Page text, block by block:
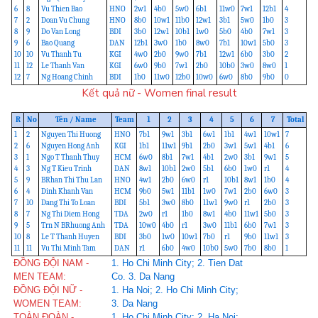
6
7
8
9
10
11
12
8
2
9
6
10
12
7
Vu Thien Bao
Doan Vu Chung
Do Van Long
Bao Quang
Vu Thanh Tu
Le Thanh Van
Ng Hoang Chinh
HNO
HNO
BDI
DAN
KGI
KGI
BDI
2w1
8b0
3b0
12b1
4w0
6w0
1b0
4b0
10w1
12w1
3w0
2b0
9b0
11w0
5w0
11b0
10b1
1b0
9w0
7w1
12b0
6b1
12w1
1w0
8w0
7b1
2b0
10w0
11w0
3b1
5b0
7b1
12w1
10b0
6w0
7w1
5w0
4b0
10w1
6b0
3w0
8b0
12b1
1b0
7w1
5b0
3b0
8w0
9b0
4
3
3
3
2
1
0
Kết quả nữ - Women final result
R No Tên / Name Team 1 2 3 4 5 6 7
Total
1
2
3
4
5
6
7
8
9
10
11
2
6
1
3
9
4
10
7
5
8
11
Nguyen Thi Huong
Nguyen Hong Anh
Ngo T Thanh Thuy
Ng T Kieu Trinh
BRhan Thi Thu Lan
Dinh Khanh Van
Dang Thi To Loan
Ng Thi Diem Hong
Trn N BRhuong Anh
Le T Thanh Huyen
Vu Thi Minh Tam
HNO
KGI
HCM
DAN
HNO
HCM
BDI
TDA
TDA
BDI
DAN
7b1
1b1
6w0
8w1
4w1
9b0
5b1
2w0
10w0
3b0
r1
9w1
11w1
8b1
10b1
2b0
5w1
3w0
r1
4b0
1w0
6b0
3b1
9b1
7w1
2w0
6w0
11b1
8b0
1b0
r1
10w1
4w0
6w1
2b0
4b1
5b1
r1
1w0
11w1
8w1
3w0
7b0
10b0
1b1
3w1
2w0
6b0
10b1
7w1
9w0
4b0
11b1
r1
5w0
4w1
5w1
3b1
1w0
8w1
2b0
r1
11w1
6b0
9b0
7b0
10w1
4b1
9w1
r1
1b0
6w0
2b0
5b0
7w1
11w1
8b0
7
6
5
4
4
3
3
3
3
3
1
ĐỒNG ĐỘI NAM -
MEN TEAM:
ĐỒNG ĐỘI NỮ -
WOMEN TEAM:
1. Ho Chi Minh City; 2. Tien Dat
Co. 3. Da Nang
1. Ha Noi; 2. Ho Chi Minh City;
3. Da Nang